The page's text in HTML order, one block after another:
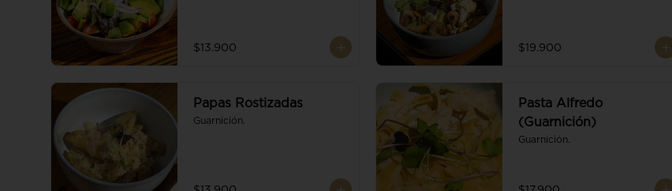
$13.900 $19.900
Papas Rostizadas
Guarnición.
Pasta Alfredo
(Guarnición)
Guarnición.